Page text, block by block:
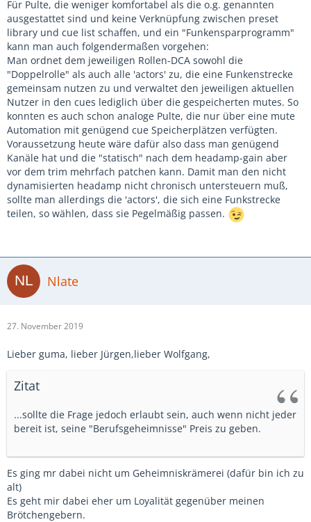
Für Pulte, die weniger komfortabel als die o.g. genannten
ausgestattet sind und keine Verknüpfung zwischen preset
library und cue list schaffen, und ein "Funkensparprogramm"
kann man auch folgendermaßen vorgehen:
Man ordnet dem jeweiligen Rollen-DCA sowohl die
"Doppelrolle" als auch alle 'actors' zu, die eine Funkenstrecke
gemeinsam nutzen zu und verwaltet den jeweiligen aktuellen
Nutzer in den cues lediglich über die gespeicherten mutes. So
konnten es auch schon analoge Pulte, die nur über eine mute
Automation mit genügend cue Speicherplätzen verfügten.
Voraussetzung heute wäre dafür also dass man genügend
Kanäle hat und die "statisch" nach dem headamp-gain aber
vor dem trim mehrfach patchen kann. Damit man den nicht
dynamisierten headamp nicht chronisch untersteuern muß,
sollte man allerdings die 'actors', die sich eine Funkstrecke
teilen, so wählen, dass sie Pegelmäßig passen.
Nlate
27. November 2019
Lieber guma, lieber Jürgen,lieber Wolfgang,
Zitat
...sollte die Frage jedoch erlaubt sein, auch wenn nicht jeder
bereit ist, seine "Berufsgeheimnisse" Preis zu geben.
Es ging mr dabei nicht um Geheimniskrämerei (dafür bin ich zu
alt)
Es geht mir dabei eher um Loyalität gegenüber meinen
Brötchengebern.